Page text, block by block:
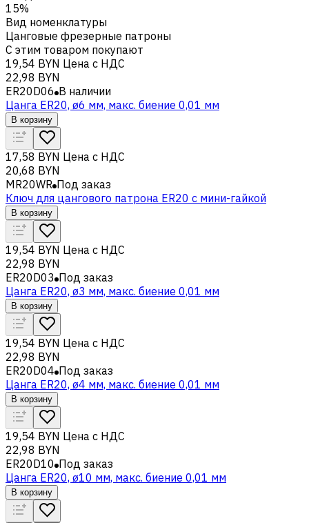
15%
Вид номенклатуры
Цанговые фрезерные патроны
С этим товаром покупают
19,54 BYN Цена с НДС
22,98 BYN
ER20D06 В наличии
Цанга ER20, ø6 мм, макс. биение 0,01 мм
В корзину
17,58 BYN Цена с НДС
20,68 BYN
MR20WR Под заказ
Ключ для цангового патрона ER20 с мини-гайкой
В корзину
19,54 BYN Цена с НДС
22,98 BYN
ER20D03 Под заказ
Цанга ER20, ø3 мм, макс. биение 0,01 мм
В корзину
19,54 BYN Цена с НДС
22,98 BYN
ER20D04 Под заказ
Цанга ER20, ø4 мм, макс. биение 0,01 мм
В корзину
19,54 BYN Цена с НДС
22,98 BYN
ER20D10 Под заказ
Цанга ER20, ø10 мм, макс. биение 0,01 мм
В корзину